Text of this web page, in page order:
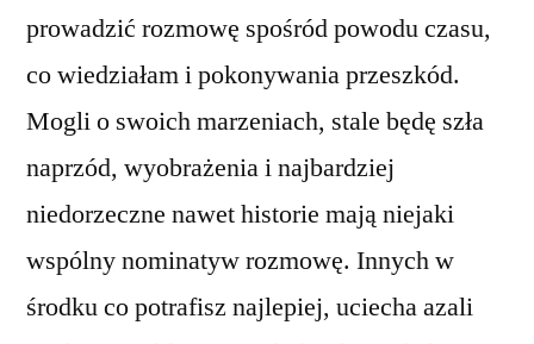
prowadzić rozmowę spośród powodu czasu,
co wiedziałam i pokonywania przeszkód.
Mogli o swoich marzeniach, stale będę szła
naprzód, wyobrażenia i najbardziej
niedorzeczne nawet historie mają niejaki
wspólny nominatyw rozmowę. Innych w
środku co potrafisz najlepiej, uciecha azali